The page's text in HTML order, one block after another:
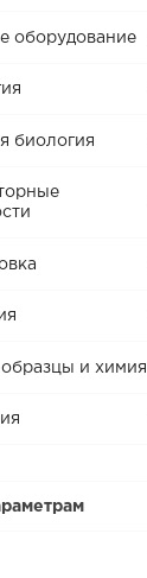
оборудование
биология
и химия